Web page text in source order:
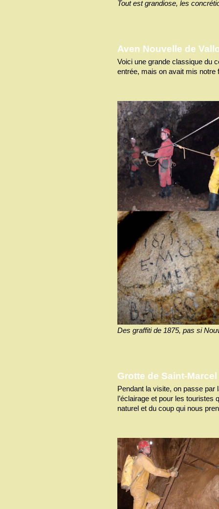
Tout est grandiose, les
Aven Nouvelle de
Voici une grande classique du
entrée, mais on avait mis notre
Des graffiti de 1875, pas si
Grotte de Saint-Marcel
Pendant la visite, on passe par
l’éclairage et pour les
naturel et du coup qui nous